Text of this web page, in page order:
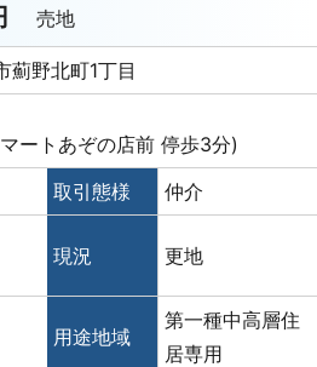
売地
薊野北町1丁目
ートあぞの店前 停歩3分)
取引態様
仲介
現況 更地
用途地域
第一種中高層住
居専用